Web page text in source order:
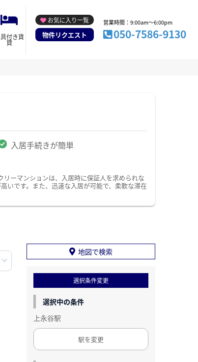
付き賃
貸
お気に入り一覧
物件リクエスト
営業時間：9:00am～6:00pm
050-7586-9130
入居手続きが簡単
ーマンションは、入居時に保証人を求められな
いです。また、迅速な入居が可能で、柔軟な滞在
地図で検索
選択条件変更
選択中の条件
上永谷駅
駅を変更